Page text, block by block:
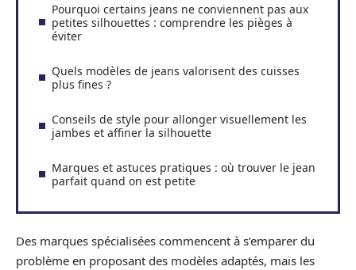
Pourquoi certains jeans ne conviennent pas aux
petites silhouettes : comprendre les pièges à
éviter
Quels modèles de jeans valorisent des cuisses
plus fines ?
Conseils de style pour allonger visuellement les
jambes et affiner la silhouette
Marques et astuces pratiques : où trouver le jean
parfait quand on est petite
Des marques spécialisées commencent à s’emparer du
problème en proposant des modèles adaptés, mais les